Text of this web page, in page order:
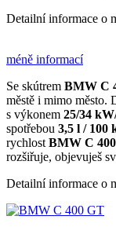
Detailní informace o
méně informací
Se skútrem BMW C
městě i mimo město.
s výkonem 25/34
spotřebou 3,5 l / 100
rychlost BMW C
rozšiřuje, objevuješ
Detailní informace o